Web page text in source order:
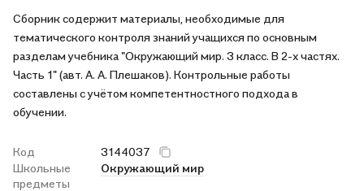
Сборник содержит материалы, необходимые для
тематического контроля знаний учащихся по основным
разделам учебника "Окружающий мир. 3 класс. В 2-х частях.
Часть 1" (авт. А. А. Плешаков). Контрольные работы
составлены с учётом компетентностного подхода в
обучении.
Код
3144037
Школьные
предметы
Окружающий мир